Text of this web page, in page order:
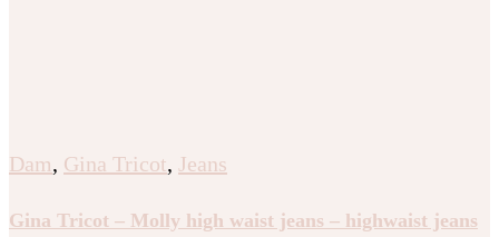
Dam, Gina Tricot, Jeans
Gina Tricot – Molly high waist jeans – highwaist jeans